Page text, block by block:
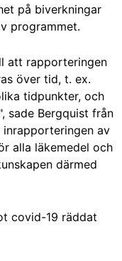
på biverkningar
programmet.
att rapporteringen
över tid, t. ex.
tidpunkter, och
sade Bergquist från
av
alla läkemedel och
därmed
covid-19 räddat